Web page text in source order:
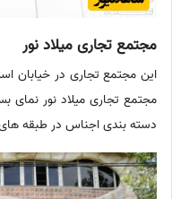
مجتمع تجاری میلاد نور
این مجتمع تجاری در خیابان
مجتمع تجاری میلاد نور نمای
دسته بندی اجناس در طبقه